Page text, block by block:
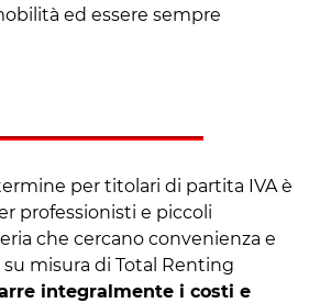
ed essere sempre
per titolari di partita IVA è
professionisti e piccoli
che cercano convenienza e
misura di Total Renting
integralmente i costi e